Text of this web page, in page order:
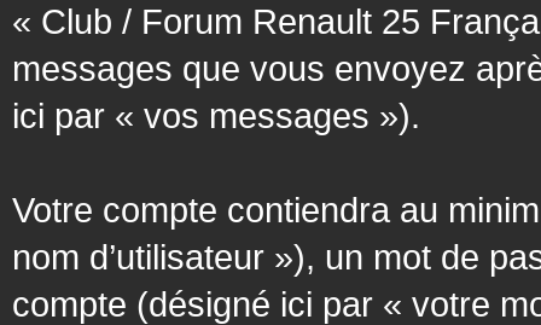
« Club / Forum Renault 25
messages que vous envoyez
ici par « vos messages »).
Votre compte contiendra au
nom d’utilisateur »), un mot de
compte (désigné ici par « votre